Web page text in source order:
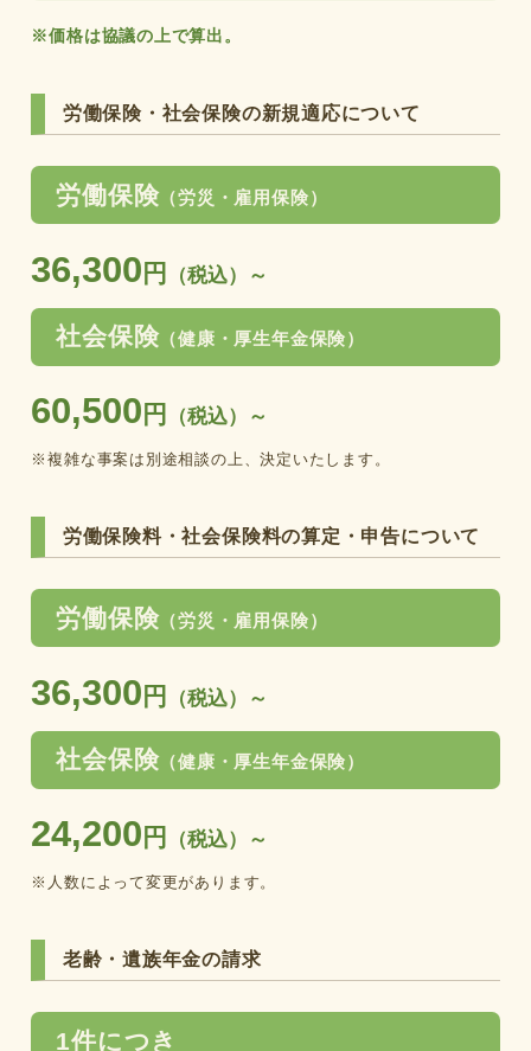
※価格は協議の上で算出。
労働保険・社会保険の新規適応について
労働保険（労災・雇用保険）
36,300 円 （税込）～
社会保険（健康・厚生年金保険）
60,500 円 （税込）～
※複雑な事案は別途相談の上、決定いたします。
労働保険料・社会保険料の算定・申告について
労働保険（労災・雇用保険）
36,300 円 （税込）～
社会保険（健康・厚生年金保険）
24,200 円 （税込）～
※人数によって変更があります。
老齢・遺族年金の請求
1件につき